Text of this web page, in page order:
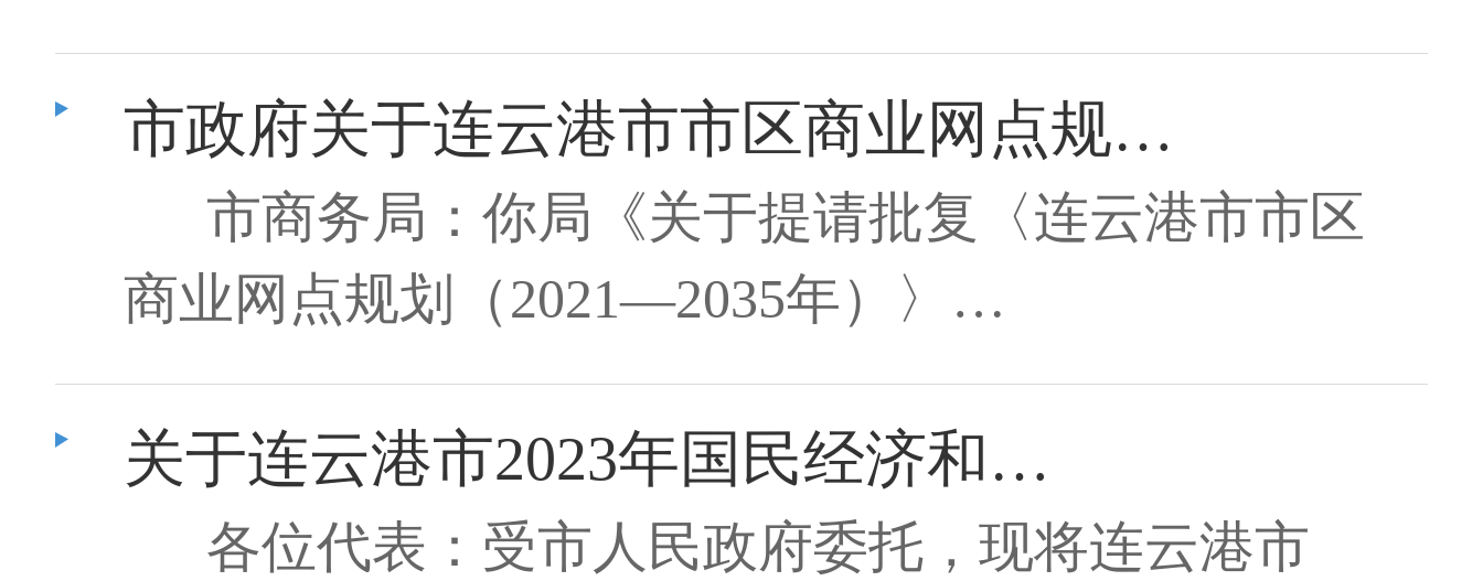
市政府关于连云港市市区商业网点规…
市商务局：你局《关于提请批复〈连云港市市区
商业网点规划（2021—2035年）〉…
关于连云港市2023年国民经济和…
各位代表：受市人民政府委托，现将连云港市